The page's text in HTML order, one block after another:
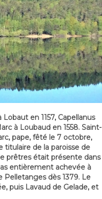
en 1157, Capellanus
à Loubaud en 1558. Saint-
pape, fêté le 7 octobre,
titulaire de la paroisse de
prêtres était présente dans
entièrement achevée à
Pelletanges dès 1379. Le
puis Lavaud de Gelade, et